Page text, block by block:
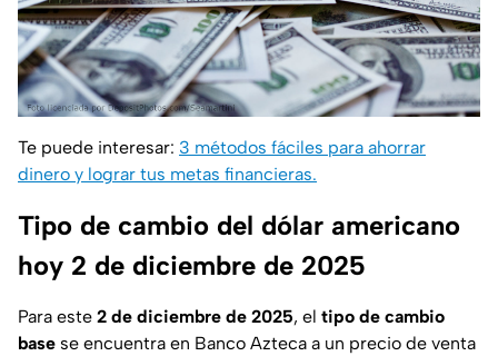
Te puede interesar: 3 métodos fáciles para ahorrar
dinero y lograr tus metas financieras.
Tipo de cambio del dólar americano
hoy 2 de diciembre de 2025
Para este 2 de diciembre de 2025, el tipo de cambio
base se encuentra en Banco Azteca a un precio de venta